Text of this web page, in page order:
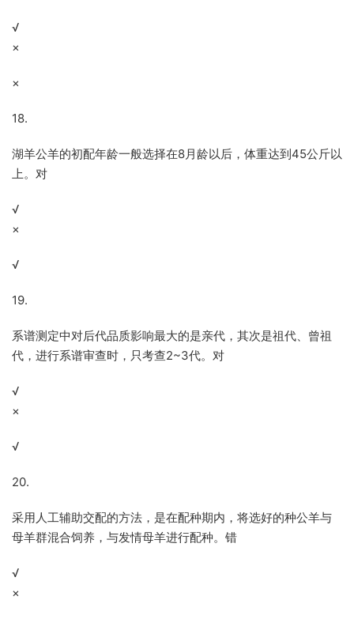
√
×
×
18.
湖羊公羊的初配年龄一般选择在8月龄以后，体重达到45公斤以
上。对
√
×
√
19.
系谱测定中对后代品质影响最大的是亲代，其次是祖代、曾祖
代，进行系谱审查时，只考查2~3代。对
√
×
√
20.
采用人工辅助交配的方法，是在配种期内，将选好的种公羊与
母羊群混合饲养，与发情母羊进行配种。错
√
×